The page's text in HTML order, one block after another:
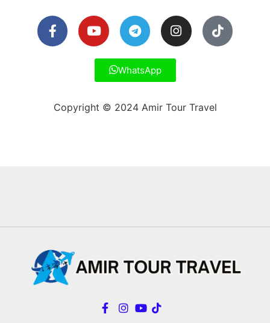
WhatsApp
Copyright © 2024 Amir Tour Travel